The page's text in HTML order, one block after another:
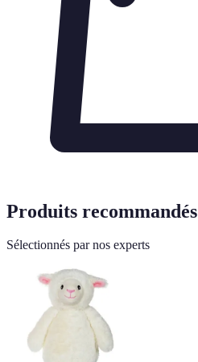
Produits recommandés
Sélectionnés par nos experts